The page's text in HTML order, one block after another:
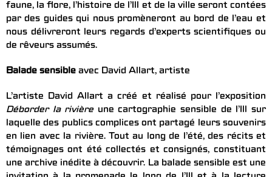
faune, la flore, l’histoire de l’Ill et de la ville seront contées
par des guides qui nous promèneront au bord de l’eau et
nous délivreront leurs regards d’experts scientifiques ou
de rêveurs assumés.
Balade sensible avec David Allart, artiste
L’artiste David Allart a créé et réalisé pour l’exposition
Déborder la rivièreune cartographie sensible de l’Ill sur
laquelle des publics complices ont partagé leurs souvenirs
en lien avec la rivière. Tout au long de l’été, des récits et
témoignages ont été collectés et consignés, constituant
une archive inédite à découvrir. La balade sensible est une